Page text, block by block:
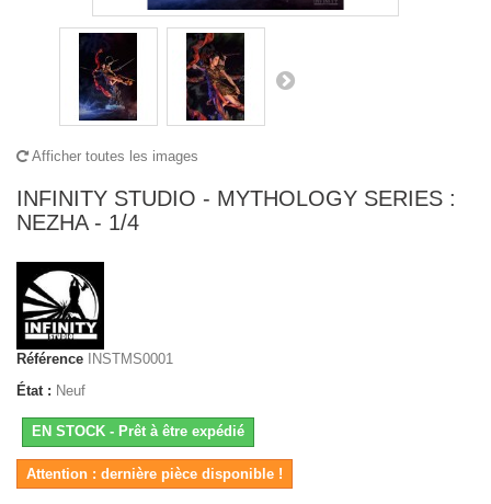
Afficher toutes les images
INFINITY STUDIO - MYTHOLOGY SERIES :
NEZHA - 1/4
Référence
INSTMS0001
État : Neuf
EN STOCK - Prêt à être expédié
Attention : dernière pièce disponible !